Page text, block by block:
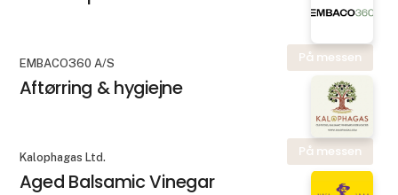
På messen
EMBACO360 A/S
Aftørring & hygiejne
På messen
Kalophagas Ltd.
Aged Balsamic Vinegar